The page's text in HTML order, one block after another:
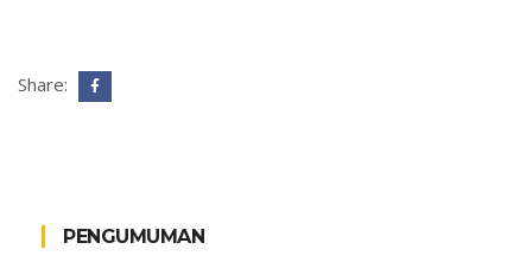
Share:
PENGUMUMAN